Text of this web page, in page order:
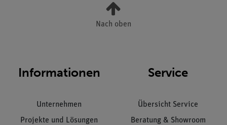
Nach oben
Informationen
Unternehmen
Projekte und Lösungen
Service
Übersicht Service
Beratung & Showroom